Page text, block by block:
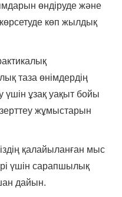
өндіруде және
көп жылдық
таза өнімдердің
үшін ұзақ уақыт бойы
жұмыстарын
қалайыланған мыс
үшін сарапшылық
дайын.